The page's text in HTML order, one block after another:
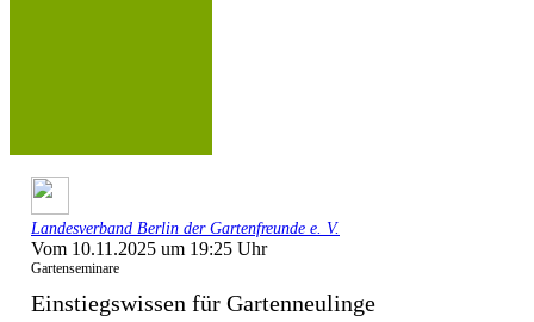
Landesverband Berlin der Gartenfreunde e. V.
Vom 10.11.2025 um 19:25 Uhr
Gartenseminare
Einstiegswissen für Gartenneulinge